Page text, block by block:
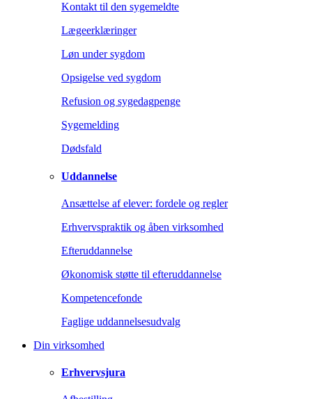
Kontakt til den sygemeldte
Lægeerklæringer
Løn under sygdom
Opsigelse ved sygdom
Refusion og sygedagpenge
Sygemelding
Dødsfald
Uddannelse
Ansættelse af elever: fordele og regler
Erhvervspraktik og åben virksomhed
Efteruddannelse
Økonomisk støtte til efteruddannelse
Kompetencefonde
Faglige uddannelsesudvalg
Din virksomhed
Erhvervsjura